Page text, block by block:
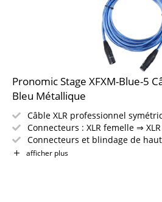
Pronomic Stage XFXM-Blue-5
Bleu Métallique
Câble XLR professionnel
Connecteurs : XLR femelle ⇒
Connecteurs et blindage de
Longueur : 5m
afficher plus